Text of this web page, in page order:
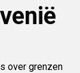
over grenzen